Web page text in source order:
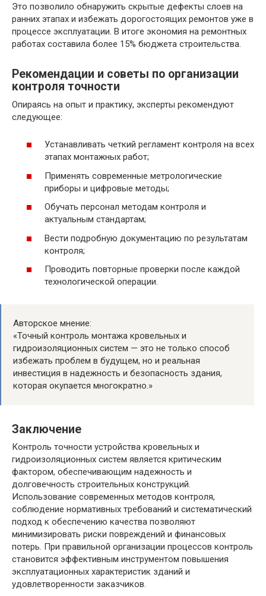
Это позволило обнаружить скрытые дефекты слоев на
ранних этапах и избежать дорогостоящих ремонтов уже в
процессе эксплуатации. В итоге экономия на ремонтных
работах составила более 15% бюджета строительства.
Рекомендации и советы по организации
контроля точности
Опираясь на опыт и практику, эксперты рекомендуют
следующее:
Устанавливать четкий регламент контроля на всех
этапах монтажных работ;
Применять современные метрологические
приборы и цифровые методы;
Обучать персонал методам контроля и
актуальным стандартам;
Вести подробную документацию по результатам
контроля;
Проводить повторные проверки после каждой
технологической операции.
Авторское мнение:
«Точный контроль монтажа кровельных и
гидроизоляционных систем — это не только способ
избежать проблем в будущем, но и реальная
инвестиция в надежность и безопасность здания,
которая окупается многократно.»
Заключение
Контроль точности устройства кровельных и
гидроизоляционных систем является критическим
фактором, обеспечивающим надежность и
долговечность строительных конструкций.
Использование современных методов контроля,
соблюдение нормативных требований и систематический
подход к обеспечению качества позволяют
минимизировать риски повреждений и финансовых
потерь. При правильной организации процессов контроль
становится эффективным инструментом повышения
эксплуатационных характеристик зданий и
удовлетворенности заказчиков.